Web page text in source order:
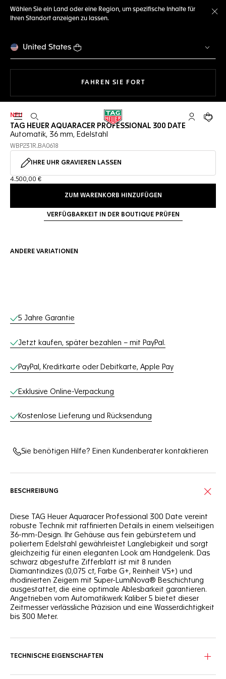
Wählen Sie ein Land oder eine Region, um spezifische Inhalte für
Ihren Standort anzeigen zu lassen.
United States
FAHREN SIE FORTMIT DER NAVIGATION
Suche öffnen My TAG
Ihr
NEU
TAG HEUER AQUARACER PROFESSIONAL 300 DATE
Automatik, 36 mm, Edelstahl
WBP231R.BA0618
IHRE UHR GRAVIEREN LASSEN
4.500,00 €
ZUM WARENKORB HINZUFÜGEN
VERFÜGBARKEIT IN DER BOUTIQUE PRÜFEN
ANDERE VARIATIONEN
Online-Services
5 Jahre Garantie
Jetzt kaufen, später bezahlen – mit PayPal.
PayPal, Kreditkarte oder Debitkarte, Apple Pay
Exklusive Online-Verpackung
Kostenlose Lieferung und Rücksendung
Sie benötigen Hilfe? Einen Kundenberater kontaktieren
BESCHREIBUNG
Diese TAG Heuer Aquaracer Professional 300 Date vereint
robuste Technik mit raffinierten Details in einem vielseitigen
36-mm-Design. Ihr Gehäuse aus fein gebürstetem und
poliertem Edelstahl gewährleistet Langlebigkeit und sorgt
gleichzeitig für einen eleganten Look am Handgelenk. Das
schwarz abgestufte Zifferblatt ist mit 8 runden
Diamantindizes (0,075 ct, Farbe G+, Reinheit VS+) und
rhodinierten Zeigern mit Super-LumiNova® Beschichtung
ausgestattet, die eine optimale Ablesbarkeit garantieren.
Angetrieben vom Automatikwerk Kaliber 5 bietet dieser
Zeitmesser verlässliche Präzision und eine Wasserdichtigkeit
bis 300 Meter.
TECHNISCHE EIGENSCHAFTEN